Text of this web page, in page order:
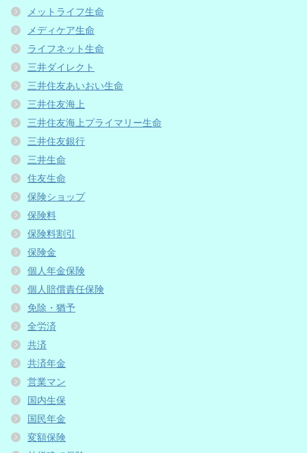
メットライフ生命
メディケア生命
ライフネット生命
三井ダイレクト
三井住友あいおい生命
三井住友海上
三井住友海上プライマリー生命
三井住友銀行
三井生命
住友生命
保険ショップ
保険料
保険料割引
保険金
個人年金保険
個人賠償責任保険
免除・猶予
全労済
共済
共済年金
営業マン
国内生保
国民年金
変額保険